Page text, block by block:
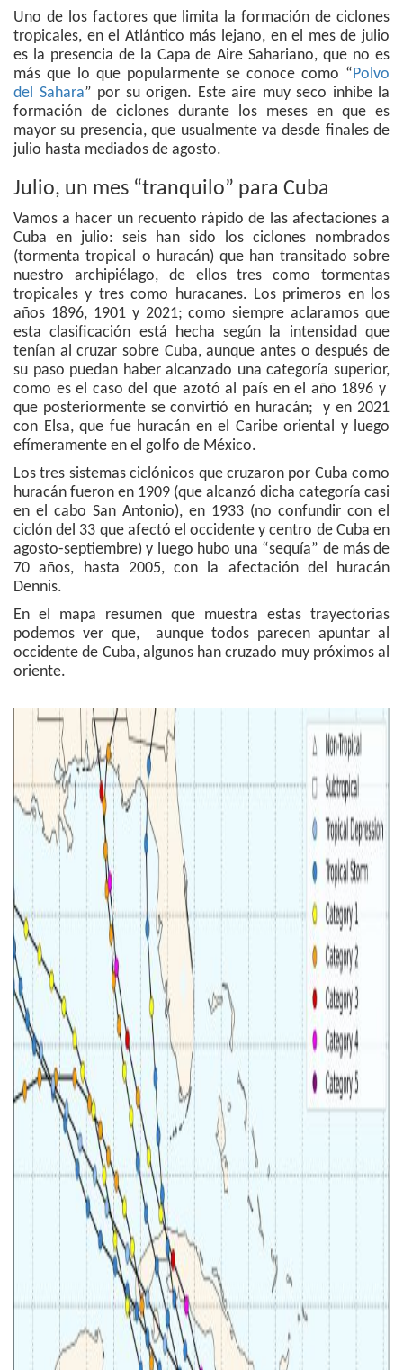
Uno de los factores que limita la formación de ciclones
tropicales, en el Atlántico más lejano, en el mes de julio
es la presencia de la Capa de Aire Sahariano, que no es
más que lo que popularmente se conoce como “Polvo
del Sahara” por su origen. Este aire muy seco inhibe la
formación de ciclones durante los meses en que es
mayor su presencia, que usualmente va desde finales de
julio hasta mediados de agosto.
Julio, un mes “tranquilo” para Cuba
Vamos a hacer un recuento rápido de las afectaciones a
Cuba en julio: seis han sido los ciclones nombrados
(tormenta tropical o huracán) que han transitado sobre
nuestro archipiélago, de ellos tres como tormentas
tropicales y tres como huracanes. Los primeros en los
años 1896, 1901 y 2021; como siempre aclaramos que
esta clasificación está hecha según la intensidad que
tenían al cruzar sobre Cuba, aunque antes o después de
su paso puedan haber alcanzado una categoría superior,
como es el caso del que azotó al país en el año 1896 y
que posteriormente se convirtió en huracán; y en 2021
con Elsa, que fue huracán en el Caribe oriental y luego
efímeramente en el golfo de México.
Los tres sistemas ciclónicos que cruzaron por Cuba como
huracán fueron en 1909 (que alcanzó dicha categoría casi
en el cabo San Antonio), en 1933 (no confundir con el
ciclón del 33 que afectó el occidente y centro de Cuba en
agosto-septiembre) y luego hubo una “sequía” de más de
70 años, hasta 2005, con la afectación del huracán
Dennis.
En el mapa resumen que muestra estas trayectorias
podemos ver que, aunque todos parecen apuntar al
occidente de Cuba, algunos han cruzado muy próximos al
oriente.